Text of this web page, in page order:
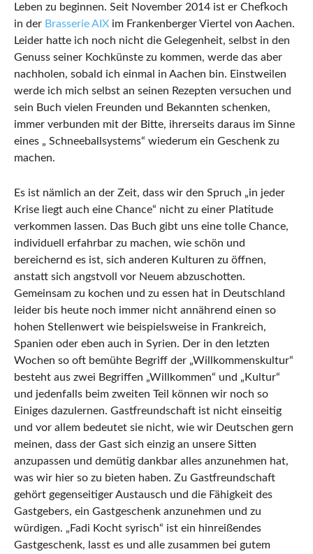
Leben zu beginnen. Seit November 2014 ist er Chefkoch
in der Brasserie AIX im Frankenberger Viertel von Aachen.
Leider hatte ich noch nicht die Gelegenheit, selbst in den
Genuss seiner Kochkünste zu kommen, werde das aber
nachholen, sobald ich einmal in Aachen bin. Einstweilen
werde ich mich selbst an seinen Rezepten versuchen und
sein Buch vielen Freunden und Bekannten schenken,
immer verbunden mit der Bitte, ihrerseits daraus im Sinne
eines „ Schneeballsystems“ wiederum ein Geschenk zu
machen.
Es ist nämlich an der Zeit, dass wir den Spruch „in jeder
Krise liegt auch eine Chance“ nicht zu einer Platitude
verkommen lassen. Das Buch gibt uns eine tolle Chance,
individuell erfahrbar zu machen, wie schön und
bereichernd es ist, sich anderen Kulturen zu öffnen,
anstatt sich angstvoll vor Neuem abzuschotten.
Gemeinsam zu kochen und zu essen hat in Deutschland
leider bis heute noch immer nicht annährend einen so
hohen Stellenwert wie beispielsweise in Frankreich,
Spanien oder eben auch in Syrien. Der in den letzten
Wochen so oft bemühte Begriff der „Willkommenskultur“
besteht aus zwei Begriffen „Willkommen“ und „Kultur“
und jedenfalls beim zweiten Teil können wir noch so
Einiges dazulernen. Gastfreundschaft ist nicht einseitig
und vor allem bedeutet sie nicht, wie wir Deutschen gern
meinen, dass der Gast sich einzig an unsere Sitten
anzupassen und demütig dankbar alles anzunehmen hat,
was wir hier so zu bieten haben. Zu Gastfreundschaft
gehört gegenseitiger Austausch und die Fähigkeit des
Gastgebers, ein Gastgeschenk anzunehmen und zu
würdigen. „Fadi Kocht syrisch“ ist ein hinreißendes
Gastgeschenk, lasst es und alle zusammen bei gutem